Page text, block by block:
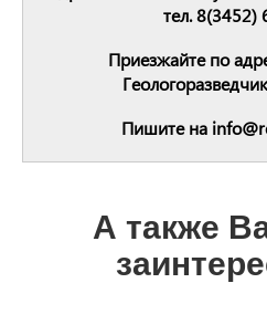
тел. 8(3452)
Приезжайте по
Пишите на
А также